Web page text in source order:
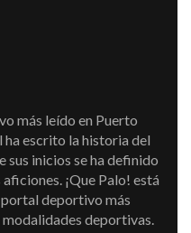
más leído en Puerto
escrito la historia del
sus inicios se ha definido
¡Que Palo! está
deportivo más
deportivas.